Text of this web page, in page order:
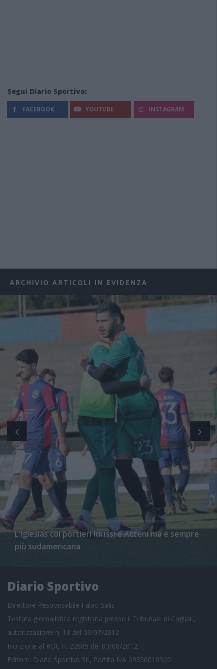
Segui Diario Sportivo:
FACEBOOK YOUTUBE INSTAGRAM
ARCHIVIO ARTICOLI IN EVIDENZA
L'Iglesias coi portieri Idrissi e Atzeni ma è sempre
più sudamericana
Diario Sportivo
Direttore Responsabile Fabio Salis
Testata giornalistica registrata presso il Tribunale di Cagliari,
autorizzazione n. 18 del 03/07/2012
Iscrizione al ROC n. 22685 del 03/08/2012
Editore: Diario Sportivo Srl, Partita IVA 03356010920